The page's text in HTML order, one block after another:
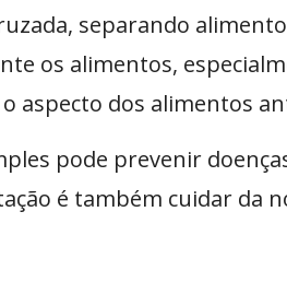
separando
os alimentos,
aspecto dos alimentos
pode prevenir
é também cuidar da